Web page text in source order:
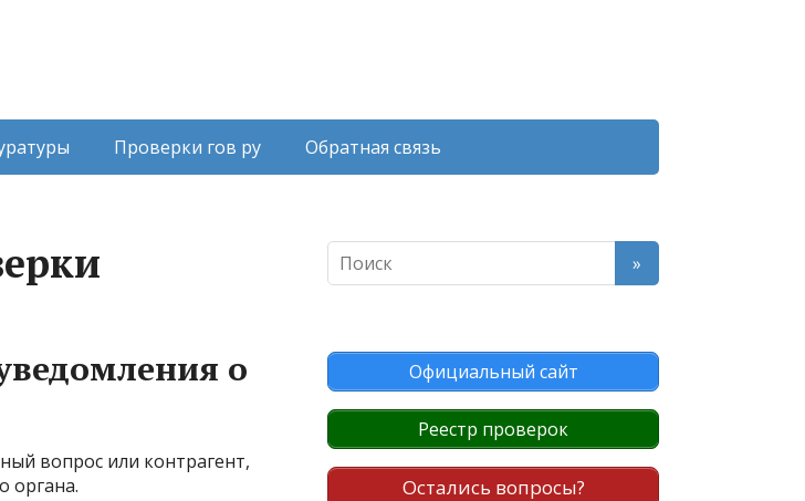
Проверки гов ру Обратная связь
о
вопрос или контрагент,
органа.
Официальный сайт
Реестр проверок
Остались вопросы?